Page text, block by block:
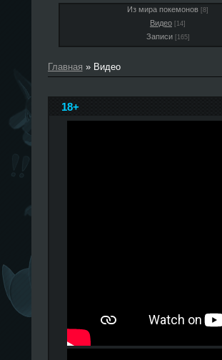
Из мира покемонов [8]
Видео [14]
Записи [165]
Главная » Видео
18+